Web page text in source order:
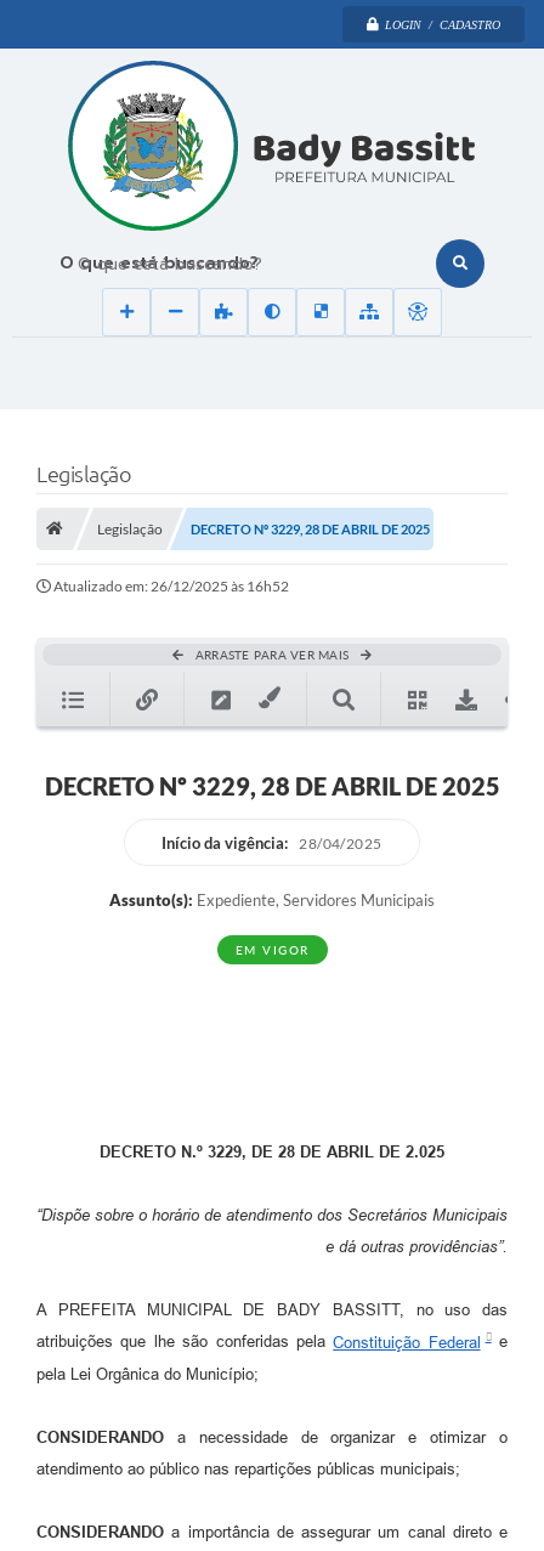
LOGIN / CADASTRO
O que está buscando?
Legislação
Legislação DECRETO Nº 3229, 28 DE ABRIL DE 2025
Atualizado em: 26/12/2025 às 16h52
ARRASTE PARA VER MAIS
DECRETO Nº 3229, 28 DE ABRIL DE 2025
Início da vigência: 28/04/2025
Assunto(s): Expediente, Servidores Municipais
EM VIGOR
DECRETO N.º 3229, DE 28 DE ABRIL DE 2.025
“Dispõe sobre o horário de atendimento dos Secretários Municipais
e dá outras providências”.
A PREFEITA MUNICIPAL DE BADY BASSITT, no uso das
atribuições que lhe são conferidas pelaConstituição Federal
e
pela Lei Orgânica do Município;
CONSIDERANDO a necessidade de organizar e otimizar o
atendimento ao público nas repartições públicas municipais;
CONSIDERANDOa importância de assegurar um canal direto e